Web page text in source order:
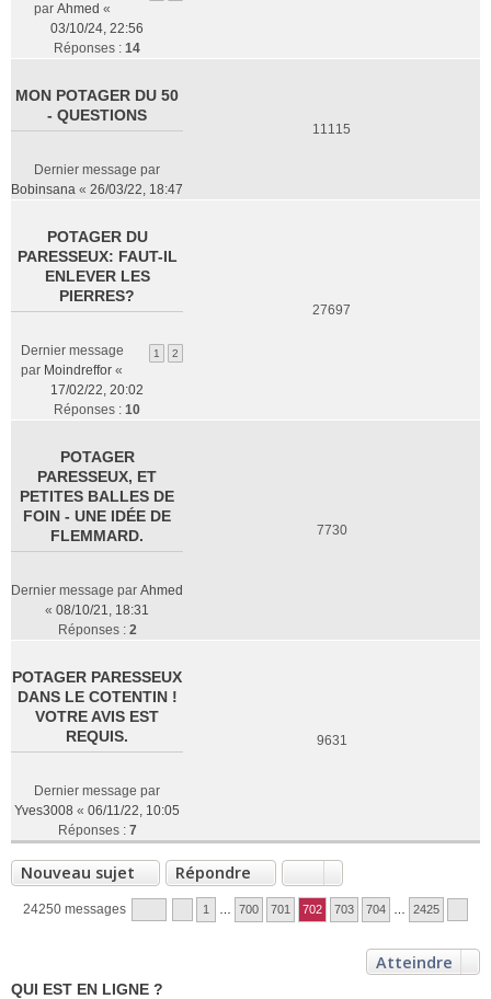
par Ahmed «
03/10/24, 22:56
Réponses : 14
MON POTAGER DU 50
- QUESTIONS
Dernier message par
Bobinsana « 26/03/22, 18:47
11115
POTAGER DU
PARESSEUX: FAUT-IL
ENLEVER LES
PIERRES?
1 2
Dernier message
par Moindreffor «
17/02/22, 20:02
Réponses : 10
27697
POTAGER
PARESSEUX, ET
PETITES BALLES DE
FOIN - UNE IDÉE DE
FLEMMARD.
Dernier message par Ahmed
« 08/10/21, 18:31
Réponses : 2
7730
POTAGER PARESSEUX
DANS LE COTENTIN !
VOTRE AVIS EST
REQUIS.
Dernier message par
Yves3008 « 06/11/22, 10:05
Réponses : 7
9631
Nouveau sujet Répondre
24250 messages 1 700 701 702 703 704 2425
Atteindre
QUI EST EN LIGNE ?